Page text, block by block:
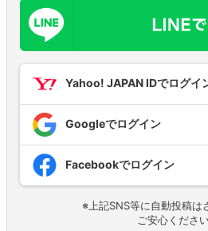
Yahoo! JAPAN IDでログイ
Googleでログイン
Facebookでログイン
※上記SNS等に自動投稿は
ご安心ください